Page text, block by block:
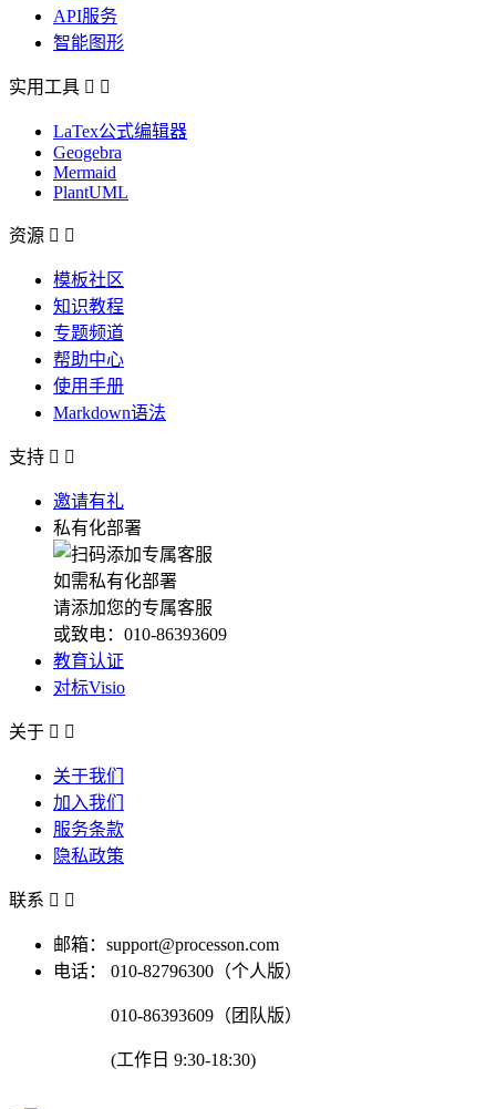
API服务
智能图形
实用工具  
LaTex公式编辑器
Geogebra
Mermaid
PlantUML
资源  
模板社区
知识教程
专题频道
帮助中心
使用手册
Markdown语法
支持  
邀请有礼
私有化部署
如需私有化部署
请添加您的专属客服
或致电：010-86393609
教育认证
对标Visio
关于  
关于我们
加入我们
服务条款
隐私政策
联系  
邮箱：support@processon.com
电话：
010-82796300（个人版）
010-86393609（团队版）
(工作日 9:30-18:30)